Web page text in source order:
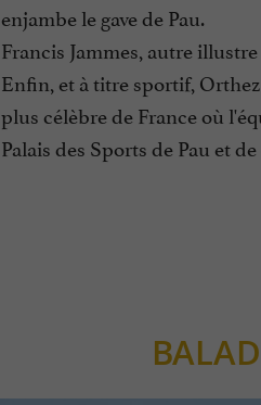
enjambe le gave de Pau.
Francis Jammes, autre
Enfin, et à titre sportif,
plus célèbre de France où
Palais des Sports de Pau et